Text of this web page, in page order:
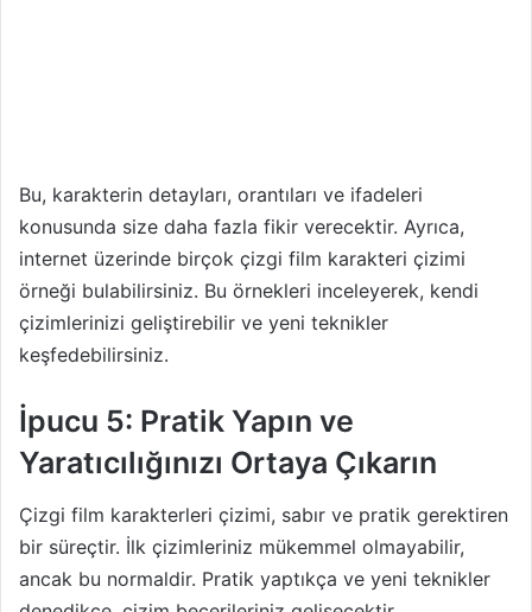
Bu, karakterin detayları, orantıları ve ifadeleri
konusunda size daha fazla fikir verecektir. Ayrıca,
internet üzerinde birçok çizgi film karakteri çizimi
örneği bulabilirsiniz. Bu örnekleri inceleyerek, kendi
çizimlerinizi geliştirebilir ve yeni teknikler
keşfedebilirsiniz.
İpucu 5: Pratik Yapın ve
Yaratıcılığınızı Ortaya Çıkarın
Çizgi film karakterleri çizimi, sabır ve pratik gerektiren
bir süreçtir. İlk çizimleriniz mükemmel olmayabilir,
ancak bu normaldir. Pratik yaptıkça ve yeni teknikler